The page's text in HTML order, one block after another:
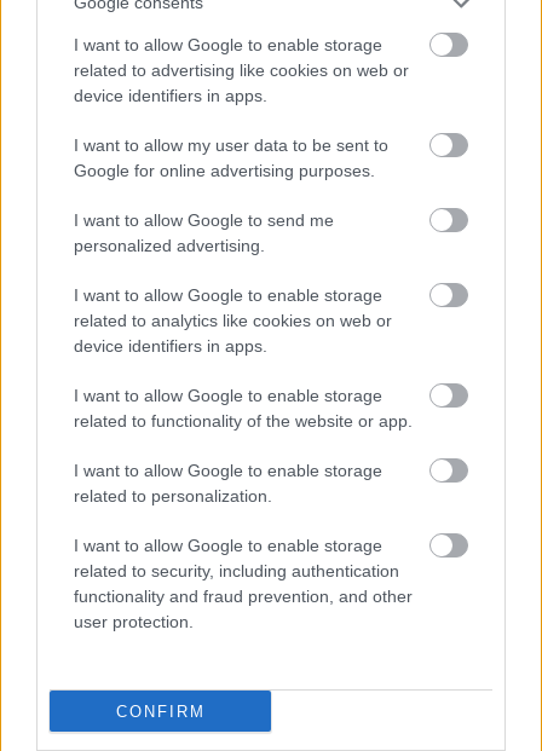
I want to allow Google to enable storage
related to advertising like cookies on web or
device identifiers in apps.
I want to allow my user data to be sent to
Google for online advertising purposes.
I want to allow Google to send me
personalized advertising.
I want to allow Google to enable storage
related to analytics like cookies on web or
device identifiers in apps.
I want to allow Google to enable storage
related to functionality of the website or app.
I want to allow Google to enable storage
related to personalization.
I want to allow Google to enable storage
related to security, including authentication
functionality and fraud prevention, and other
user protection.
CONFIRM
Igazság
LEGÚJABB POSZTOK: